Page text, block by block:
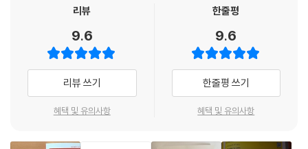
UNIT 9 상대의 호의를 더 부드럽게 거절할 때는 〉 No, thanks ???
UNIT 10 상대에게 정중하게 부탁할 때는 〉 Do me a favor ??? .
UNIT 11 용건이 뭔지 정중하게 물어볼 때는 〉 Why, please ???
UNIT 12 이메일에서 회신을 기다리겠다고 쓸 때는 〉 Please reply ???
I expect to see you tomorrow ???
표현입니다. ‘너 예뻐졌구나!’ 그러나 이건 ‘(옛날에는 안 예뻤는데) 예뻐졌
다른 교재에서는 이런 표현을 당당히 예문으로 써서 학습자들이 당연히 써
도 되는 것으로 오해하게 만듭니다. 참고로, 이때는 You look great!을
써야 하죠. 『예의 바른 영어 표현』에서는 이렇게 우리가 너무나 당연하게
맞는 거라고 생각하고 잘못 썼거나 잘못 쓸 뻔한 것들을 조목조목 정확하
게 짚어 줍니다.
예의 바른 영어 표현의 진수를 보여 줍니다!
리뷰
9.6
리뷰 쓰기
혜택 및 유의사항
한줄평
9.6
한줄평 쓰기
혜택 및 유의사항